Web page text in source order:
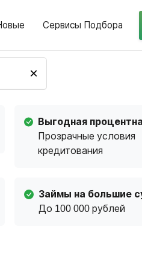
Сервисы Подбора
×
Выгодная
Прозрачные условия
кредитования
Займы на большие
До 100 000 рублей